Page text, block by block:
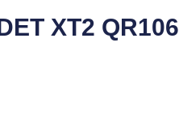
XT2 QR106